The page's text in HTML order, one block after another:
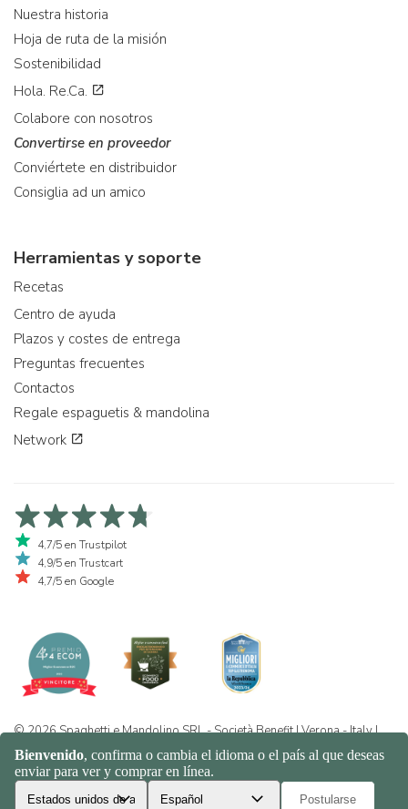
Nuestra historia
Hoja de ruta de la misión
Sostenibilidad
Hola. Re.Ca.
Colabore con nosotros
Convertirse en proveedor
Conviértete en distribuidor
Consiglia ad un amico
Herramientas y soporte
Recetas
Centro de ayuda
Plazos y costes de entrega
Preguntas frecuentes
Contactos
Regale espaguetis & mandolina
Network
4,7/5 en Trustpilot
4,9/5 en Trustcart
4,7/5 en Google
© 2026 Spaghetti e Mandolino SRL - Società Benefit | Verona - Italy |
+39 351 865 9444 | P.I. IT04913730232 | Certificazione BIO: IT-BIO-
016.380-0110744.2026.001 | REA VR-455804 | Política de privacidad
y cookies|Sitemap